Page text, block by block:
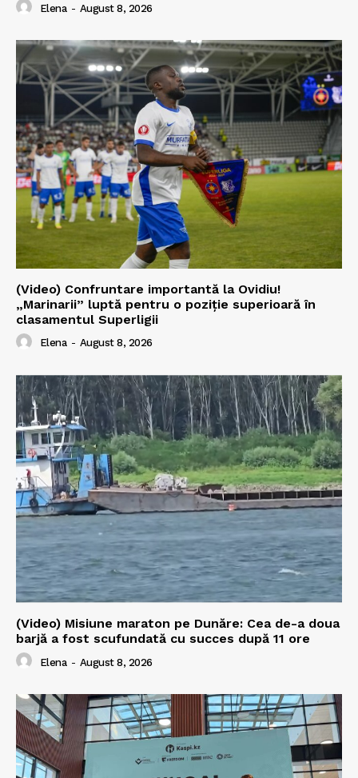
Elena - August 8, 2026
(Video) Confruntare importantă la Ovidiu!
„Marinarii” luptă pentru o poziție superioară în
clasamentul Superligii
Elena - August 8, 2026
(Video) Misiune maraton pe Dunăre: Cea de-a doua
barjă a fost scufundată cu succes după 11 ore
Elena - August 8, 2026